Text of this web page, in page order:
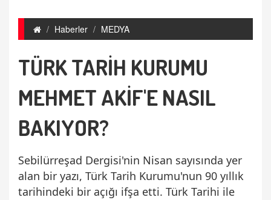
Haberler MEDYA
TÜRK TARİH KURUMU
MEHMET AKİF'E NASIL
BAKIYOR?
Sebilürreşad Dergisi'nin Nisan sayısında yer
alan bir yazı, Türk Tarih Kurumu'nun 90 yıllık
tarihindeki bir açığı ifşa etti. Türk Tarihi ile